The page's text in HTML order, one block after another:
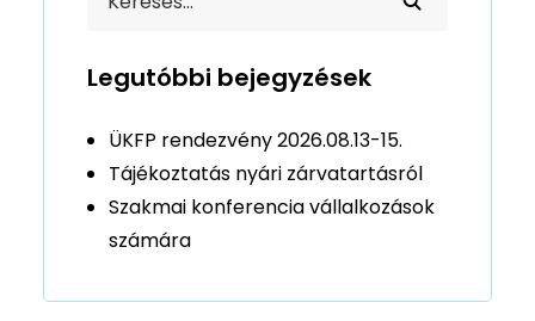
Legutóbbi bejegyzések
ÜKFP rendezvény 2026.08.13-15.
Tájékoztatás nyári zárvatartásról
Szakmai konferencia vállalkozások
számára